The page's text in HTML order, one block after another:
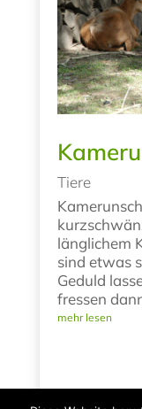
Tiere
länglichem
sind etwas
Geduld
fressen
mehr lesen